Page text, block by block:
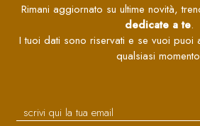
Rimani aggiornato su ultime novità,
dedicate a te.
I tuoi dati sono riservati e se vuoi puoi
qualsiasi